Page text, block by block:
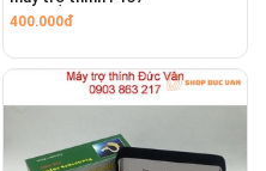
400.000đ